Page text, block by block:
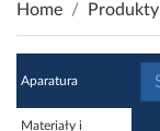
Home Produkty
Aparatura
Materiały i